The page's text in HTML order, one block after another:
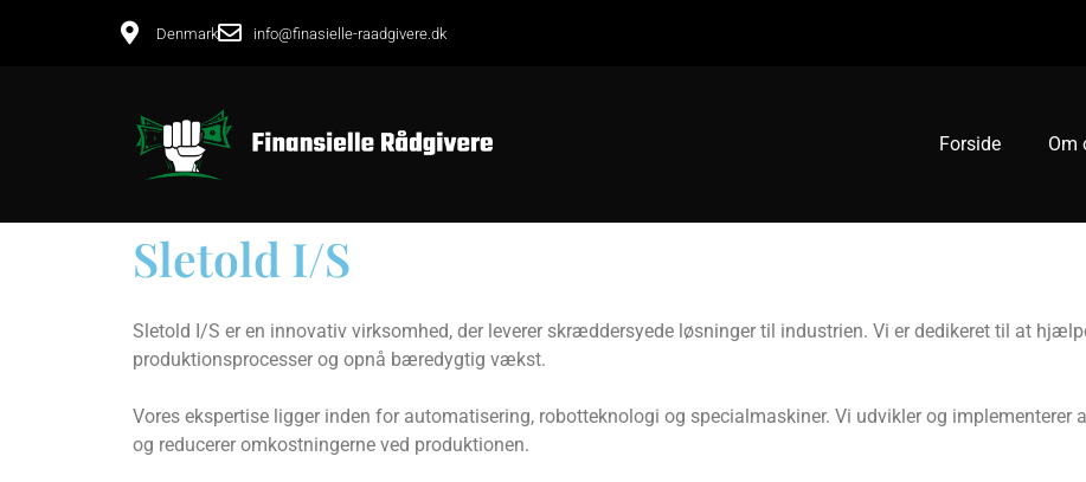
Denmark info@finasielle-raadgivere.dk
Forside Om
Sletold I/S
Sletold I/S er en innovativ virksomhed, der leverer skræddersyede løsninger til industrien. Vi er dedikeret til at
produktionsprocesser og opnå bæredygtig vækst.
Vores ekspertise ligger inden for automatisering, robotteknologi og specialmaskiner. Vi udvikler og implementerer
og reducerer omkostningerne ved produktionen.